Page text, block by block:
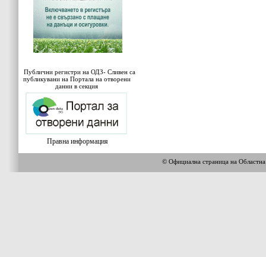
Публични регистри на ОДЗ- Сливен са
публикувани на Портала на отворени
данни в секция
Правна информация
© Официална страница на